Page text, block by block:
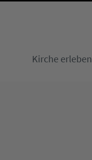
Kirche erleben